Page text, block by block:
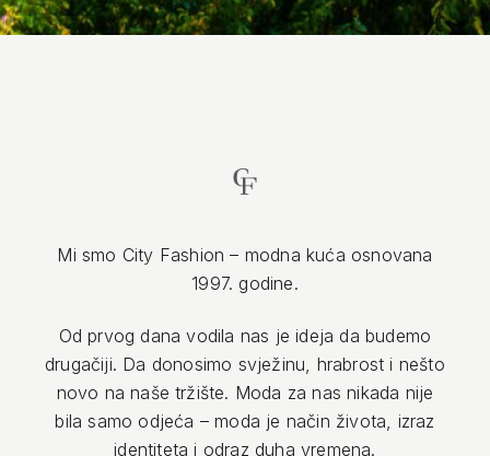
Mi smo City Fashion – modna kuća osnovana
1997. godine.
Od prvog dana vodila nas je ideja da budemo
drugačiji. Da donosimo svježinu, hrabrost i nešto
novo na naše tržište. Moda za nas nikada nije
bila samo odjeća – moda je način života, izraz
identiteta i odraz duha vremena.